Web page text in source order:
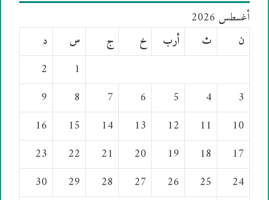
أغسطس 2026
ن
ث أرب خ ج س
د
1
2
3
4
5
6
7
8
9
10
11
12
13
14
15
16
17
18
19
20
21
22
23
24
25
26
27
28
29
30